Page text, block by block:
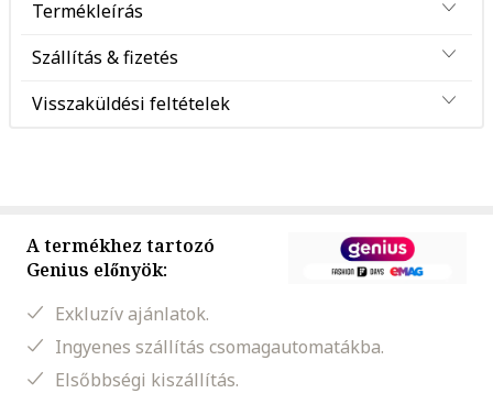
Termékleírás
Szállítás & fizetés
Visszaküldési feltételek
A termékhez tartozó
Genius előnyök:
Exkluzív ajánlatok.
Ingyenes szállítás csomagautomatákba.
Elsőbbségi kiszállítás.